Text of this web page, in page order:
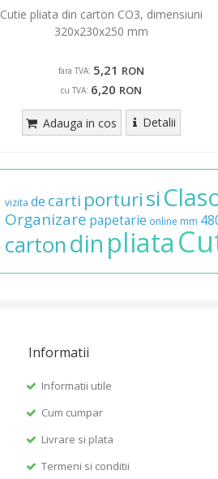
Cutie pliata din carton CO3, dimensiuni
320x230x250 mm
fara TVA: 5,21 RON
cu TVA: 6,20 RON
Adauga in cos Detalii
vizita de carti porturisi
Organizare papetarie online mm
cartondin pliata
Informatii
Informatii utile
Cum cumpar
Livrare si plata
Termeni si conditii